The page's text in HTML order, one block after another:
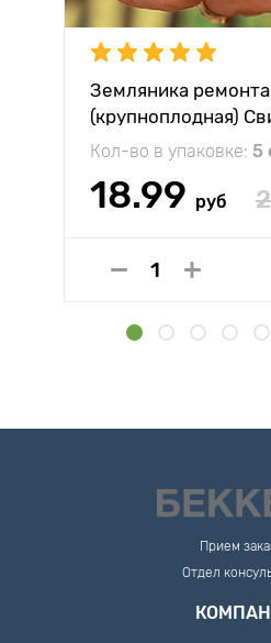
Земляника
(крупноплодная)
Кол-во в упаковке: 5
18.99 руб
Прием
Отдел